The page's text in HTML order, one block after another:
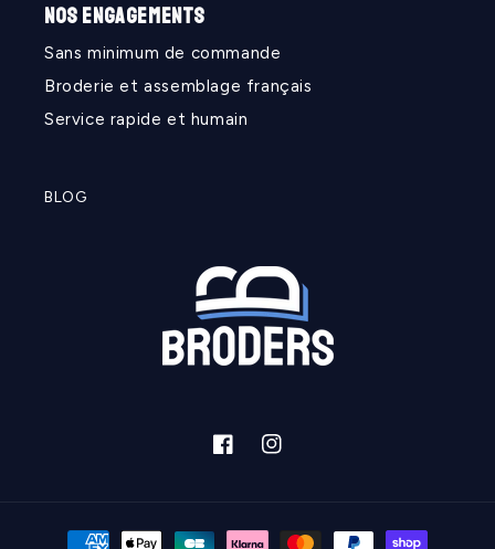
NOS ENGAGEMENTS
Sans minimum de commande
Broderie et assemblage français
Service rapide et humain
BLOG
FacebookInstagram
Moyens